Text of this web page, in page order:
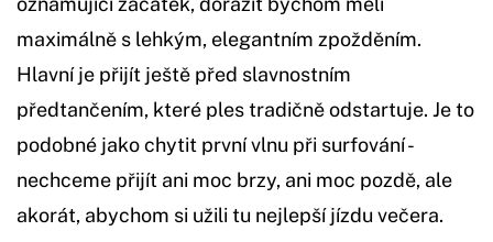
maximálně s lehkým, elegantním zpožděním.
Hlavní je přijít ještě před slavnostním
předtančením, které ples tradičně odstartuje. Je to
podobné jako chytit první vlnu při surfování -
nechceme přijít ani moc brzy, ani moc pozdě, ale
akorát, abychom si užili tu nejlepší jízdu večera.